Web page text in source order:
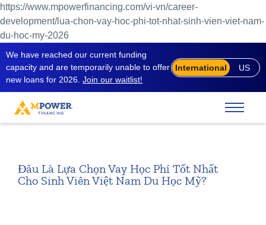
https://www.mpowerfinancing.com/vi-vn/career-
development/lua-chon-vay-hoc-phi-tot-nhat-sinh-vien-viet-nam-
du-hoc-my-2026
We have reached our current funding
capacity and are temporarily unable to offer
new loans for 2026. Join our waitlist!
International US
Đâu Là Lựa Chọn Vay Học Phí Tốt Nhất
Cho Sinh Viên Việt Nam Du Học Mỹ?